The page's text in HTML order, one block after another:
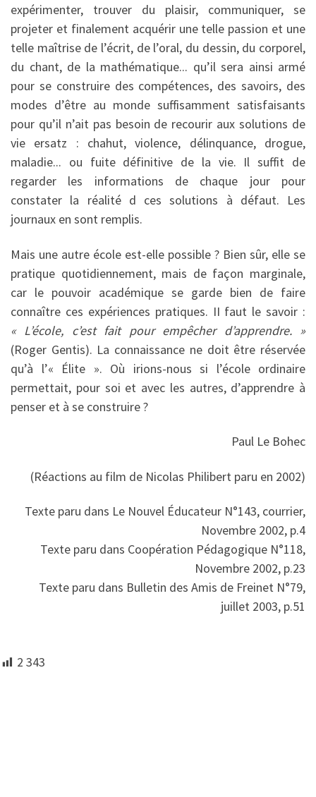
expérimenter, trouver du plaisir, communiquer, se
projeter et finalement acquérir une telle passion et une
telle maîtrise de l’écrit, de l’oral, du dessin, du corporel,
du chant, de la mathématique... qu’il sera ainsi armé
pour se construire des compétences, des savoirs, des
modes d’être au monde suffisamment satisfaisants
pour qu’il n’ait pas besoin de recourir aux solutions de
vie ersatz : chahut, violence, délinquance, drogue,
maladie... ou fuite définitive de la vie. Il suffit de
regarder les informations de chaque jour pour
constater la réalité d ces solutions à défaut. Les
journaux en sont remplis.
Mais une autre école est-elle possible ? Bien sûr, elle se
pratique quotidiennement, mais de façon marginale,
car le pouvoir académique se garde bien de faire
connaître ces expériences pratiques. II faut le savoir :
« L’école, c’est fait pour empêcher d’apprendre. »
(Roger Gentis). La connaissance ne doit être réservée
qu’à l’« Élite ». Où irions-nous si l’école ordinaire
permettait, pour soi et avec les autres, d’apprendre à
penser et à se construire ?
Paul Le Bohec
(Réactions au film de Nicolas Philibert paru en 2002)
Texte paru dans Le Nouvel Éducateur N°143, courrier,
Novembre 2002, p.4
Texte paru dans Coopération Pédagogique N°118,
Novembre 2002, p.23
Texte paru dans Bulletin des Amis de Freinet N°79,
juillet 2003, p.51
2 343